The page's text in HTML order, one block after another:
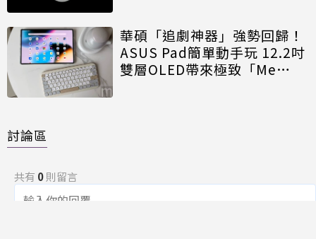
華碩「追劇神器」強勢回歸！
ASUS Pad簡單動手玩 12.2吋
雙層OLED帶來極致「Me
討論區
共有 0則留言